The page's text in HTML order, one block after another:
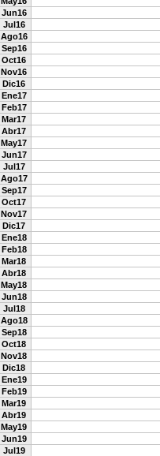
Jun16
Jul16
Ago16
Sep16
Oct16
Nov16
Dic16
Ene17
Feb17
Mar17
Abr17
May17
Jun17
Jul17
Ago17
Sep17
Oct17
Nov17
Dic17
Ene18
Feb18
Mar18
Abr18
May18
Jun18
Jul18
Ago18
Sep18
Oct18
Nov18
Dic18
Ene19
Feb19
Mar19
Abr19
May19
Jun19
Jul19